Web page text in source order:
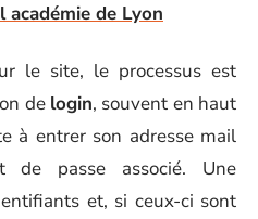
de Lyon
le site, le processus est
de login, souvent en haut
à entrer son adresse mail
de passe associé. Une
et, si ceux-ci sont